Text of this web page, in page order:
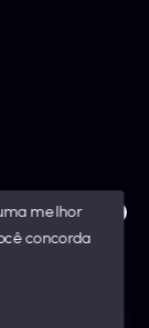
posso
Todos os
melhor
concorda